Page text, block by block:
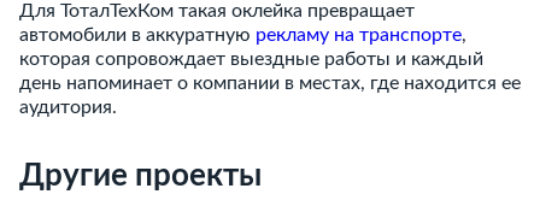
Для ТоталТехКом такая оклейка превращает
автомобили в аккуратную рекламу на транспорте,
которая сопровождает выездные работы и каждый
день напоминает о компании в местах, где находится ее
аудитория.
Другие проекты